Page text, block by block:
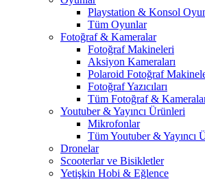
Playstation & Konsol
Tüm Oyunlar
Fotoğraf & Kameralar
Fotoğraf Makineleri
Aksiyon Kameraları
Polaroid Fotoğraf
Fotoğraf Yazıcıları
Tüm Fotoğraf &
Youtuber & Yayıncı Ürünleri
Mikrofonlar
Tüm Youtuber & Yayıncı
Dronelar
Scooterlar ve Bisikletler
Yetişkin Hobi & Eğlence